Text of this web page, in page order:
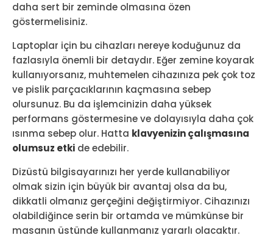
daha sert bir zeminde olmasına özen
göstermelisiniz.
Laptoplar için bu cihazları nereye koduğunuz da
fazlasıyla önemli bir detaydır. Eğer zemine koyarak
kullanıyorsanız, muhtemelen cihazınıza pek çok toz
ve pislik parçacıklarının kaçmasına sebep
olursunuz. Bu da işlemcinizin daha yüksek
performans göstermesine ve dolayısıyla daha çok
ısınma sebep olur. Hatta klavyenizin çalışmasına
olumsuz etki de edebilir.
Dizüstü bilgisayarınızı her yerde kullanabiliyor
olmak sizin için büyük bir avantaj olsa da bu,
dikkatli olmanız gerçeğini değiştirmiyor. Cihazınızı
olabildiğince serin bir ortamda ve mümkünse bir
masanın üstünde kullanmanız yararlı olacaktır.